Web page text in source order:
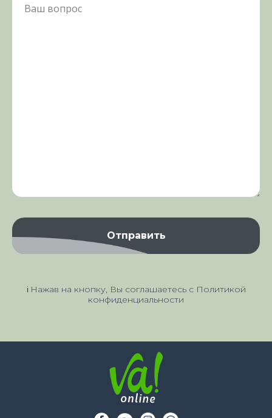
Ваш вопрос
Отправить
ℹ️ Нажав на кнопку, Вы соглашаетесь с Политикой
конфиденциальности